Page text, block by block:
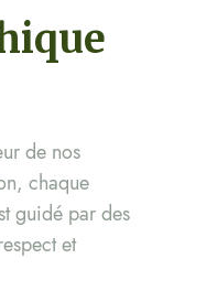
de nos
chaque
guidé par des
et